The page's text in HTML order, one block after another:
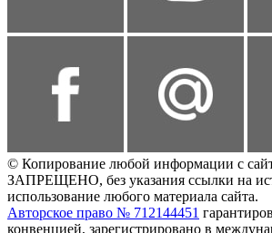
© Копирование любой информации с
ЗАПРЕЩЕНО, без указания ссылки на
использование любого материала сайта.
Авторское право № 712144451
конвенцией, зарегистрировано в